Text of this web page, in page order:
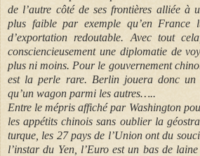
de l’autre côté de ses frontières alliée à
plus faible par exemple qu’en France
d’exportation redoutable. Avec tout
consciencieusement une diplomatie de
plus ni moins. Pour le gouvernement
est la perle rare. Berlin jouera donc un
qu’un wagon parmi les autres…..
Entre le mépris affiché par Washington
les appétits chinois sans oublier la
turque, les 27 pays de l’Union ont du
l’instar du Yen, l’Euro est un bas de